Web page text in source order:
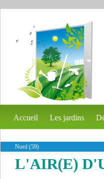
Accueil Les jardins
Nord (59)
L'AIR(E)